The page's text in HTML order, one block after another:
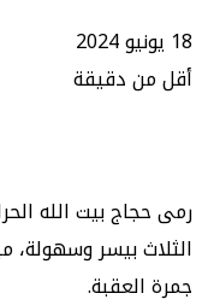
بيت الله الحرام
وسهولة،